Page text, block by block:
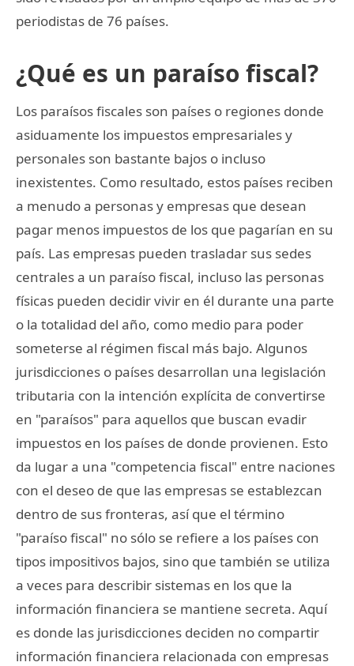
periodistas de 76 países.
¿Qué es un paraíso fiscal?
Los paraísos fiscales son países o regiones donde
asiduamente los impuestos empresariales y
personales son bastante bajos o incluso
inexistentes. Como resultado, estos países reciben
a menudo a personas y empresas que desean
pagar menos impuestos de los que pagarían en su
país. Las empresas pueden trasladar sus sedes
centrales a un paraíso fiscal, incluso las personas
físicas pueden decidir vivir en él durante una parte
o la totalidad del año, como medio para poder
someterse al régimen fiscal más bajo. Algunos
jurisdicciones o países desarrollan una legislación
tributaria con la intención explícita de convertirse
en "paraísos" para aquellos que buscan evadir
impuestos en los países de donde provienen. Esto
da lugar a una "competencia fiscal" entre naciones
con el deseo de que las empresas se establezcan
dentro de sus fronteras, así que el término
"paraíso fiscal" no sólo se refiere a los países con
tipos impositivos bajos, sino que también se utiliza
a veces para describir sistemas en los que la
información financiera se mantiene secreta. Aquí
es donde las jurisdicciones deciden no compartir
información financiera relacionada con empresas